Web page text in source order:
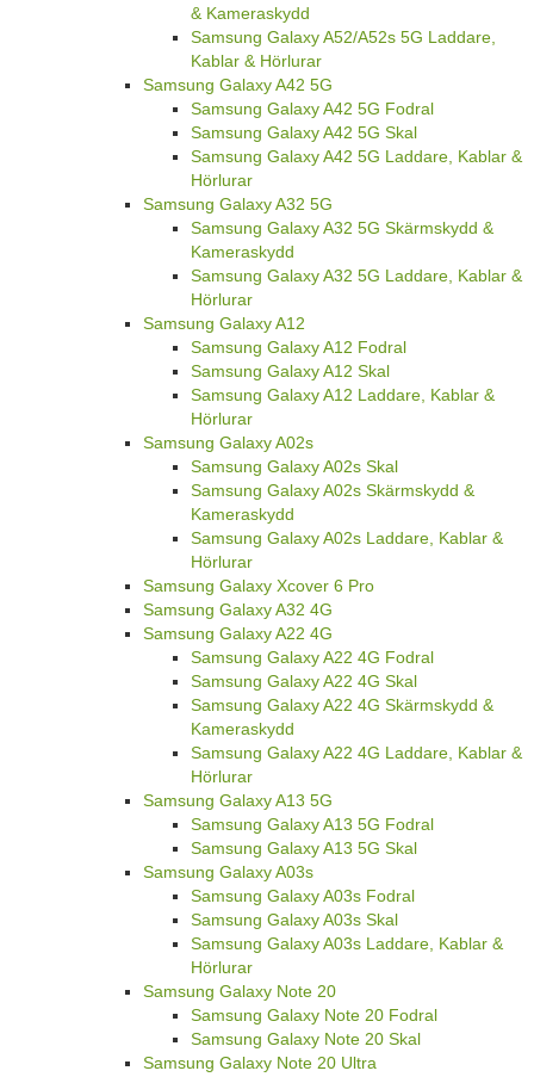
& Kameraskydd
Samsung Galaxy A52/A52s 5G Laddare,
Kablar & Hörlurar
Samsung Galaxy A42 5G
Samsung Galaxy A42 5G Fodral
Samsung Galaxy A42 5G Skal
Samsung Galaxy A42 5G Laddare, Kablar &
Hörlurar
Samsung Galaxy A32 5G
Samsung Galaxy A32 5G Skärmskydd &
Kameraskydd
Samsung Galaxy A32 5G Laddare, Kablar &
Hörlurar
Samsung Galaxy A12
Samsung Galaxy A12 Fodral
Samsung Galaxy A12 Skal
Samsung Galaxy A12 Laddare, Kablar &
Hörlurar
Samsung Galaxy A02s
Samsung Galaxy A02s Skal
Samsung Galaxy A02s Skärmskydd &
Kameraskydd
Samsung Galaxy A02s Laddare, Kablar &
Hörlurar
Samsung Galaxy Xcover 6 Pro
Samsung Galaxy A32 4G
Samsung Galaxy A22 4G
Samsung Galaxy A22 4G Fodral
Samsung Galaxy A22 4G Skal
Samsung Galaxy A22 4G Skärmskydd &
Kameraskydd
Samsung Galaxy A22 4G Laddare, Kablar &
Hörlurar
Samsung Galaxy A13 5G
Samsung Galaxy A13 5G Fodral
Samsung Galaxy A13 5G Skal
Samsung Galaxy A03s
Samsung Galaxy A03s Fodral
Samsung Galaxy A03s Skal
Samsung Galaxy A03s Laddare, Kablar &
Hörlurar
Samsung Galaxy Note 20
Samsung Galaxy Note 20 Fodral
Samsung Galaxy Note 20 Skal
Samsung Galaxy Note 20 Ultra